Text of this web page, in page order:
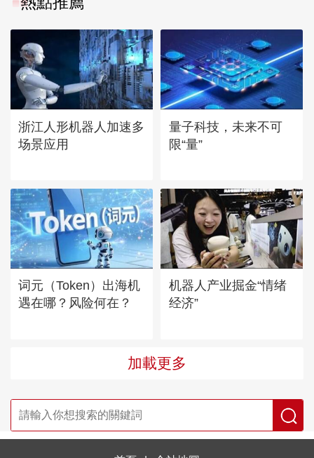
浙江人形机器人加速多
场景应用
量子科技，未来不可
限“量”
词元（Token）出海机
遇在哪？风险何在？
机器人产业掘金“情绪
经济”
加載更多